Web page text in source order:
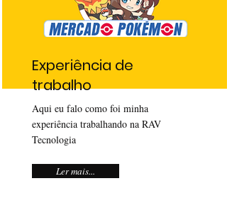
Experiência de
trabalho
Aqui eu falo como foi minha
experiência trabalhando na RAV
Tecnologia
Ler mais...